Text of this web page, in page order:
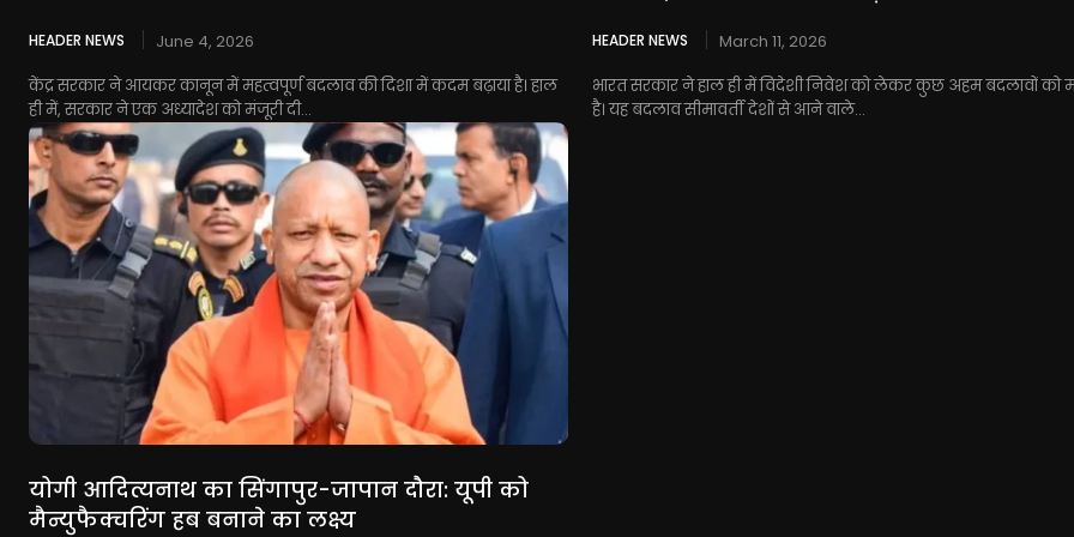
HEADER NEWS
June 4, 2026
केंद्र सरकार ने आयकर कानून में महत्वपूर्ण बदलाव की दिशा में कदम बढ़ाया है। हाल
ही में, सरकार ने एक अध्यादेश को मंजूरी दी...
HEADER NEWS
March 11, 2026
भारत सरकार ने हाल ही में विदेशी निवेश को लेकर कुछ अहम बदलावों को
है। यह बदलाव सीमावर्ती देशों से आने वाले...
योगी आदित्यनाथ का सिंगापुर-जापान दौरा: यूपी को
मैन्युफैक्चरिंग हब बनाने का लक्ष्य